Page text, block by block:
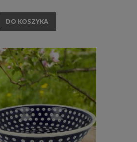
DO KOSZYKA